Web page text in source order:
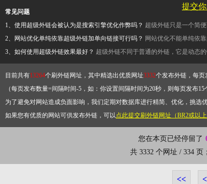
常见问题
1、使用超级外链会被认为是搜索引擎优化作弊吗？ 超级外链只是一个简
2、网站优化单纯依靠超级外链加单向链接可行吗？ 网站优化不能单纯依
3、如何使用超级外链效果最好？ 超级外链不同于普通的外链，它是动态的
目前共有13264个刷外链网址，其中精选出优质网址3332个发布外链，每页
（每页发布数量=间隔时间-5，如：你设置间隔时间为20秒，则每页发布
为了避免对网站造成负面影响，我们定期对数据库进行精简、优化，挑
如果您有优质的网站可供发布外链，可以点此提交刷外链网址（BR2或以
您在本页已经停留了
共 3332 个网址 / 334 页
<< <
提交